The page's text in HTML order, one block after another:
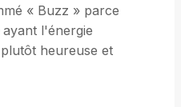
« Buzz » parce
l'énergie
heureuse et